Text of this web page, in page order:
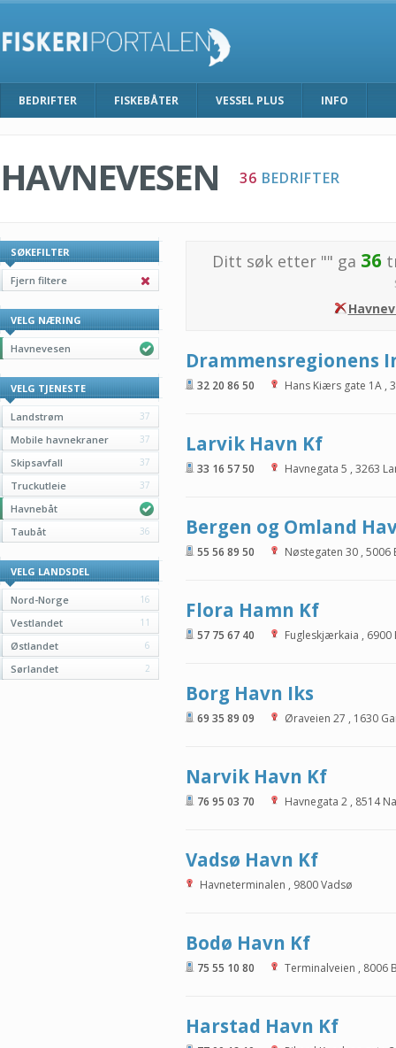
BEDRIFTER FISKEBÅTER VESSEL PLUS INFO
HAVNEVESEN 36 BEDRIFTER
SØKEFILTER
Fjern filtere
VELG NÆRING
Havnevesen
VELG TJENESTE
Landstrøm 37
Mobile havnekraner 37
Skipsavfall 37
Truckutleie 37
Havnebåt
Taubåt
36
VELG LANDSDEL
Nord-Norge 16
Vestlandet 11
Østlandet 6
Sørlandet 2
Ditt søk etter "" ga 36
Drammensregionens
32 20 86 50 Hans Kiærs gate 1A ,
Larvik Havn Kf
33 16 57 50 Havnegata 5 , 3263
Bergen og Omland
55 56 89 50 Nøstegaten 30 , 5006
Flora Hamn Kf
57 75 67 40 Fugleskjærkaia , 6900
Borg Havn Iks
69 35 89 09 Øraveien 27 , 1630
Narvik Havn Kf
76 95 03 70 Havnegata 2 , 8514
Vadsø Havn Kf
Havneterminalen , 9800Vadsø
Bodø Havn Kf
75 55 10 80 Terminalveien , 8006
Harstad Havn Kf